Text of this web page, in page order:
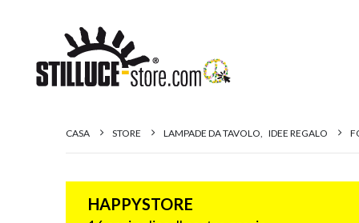
CASA STORE LAMPADE DA TAVOLO, IDEE REGALO
HAPPYSTORE